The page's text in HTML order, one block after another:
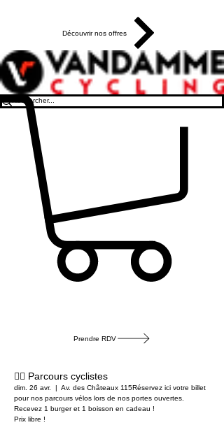
Découvrir nos offres
Prendre RDV
🚴‍♂️ Parcours cyclistes
dim. 26 avr. Av. des Châteaux 115Réservez ici votre billet
pour nos parcours vélos lors de nos portes ouvertes.
Recevez 1 burger et 1 boisson en cadeau !
Prix libre !